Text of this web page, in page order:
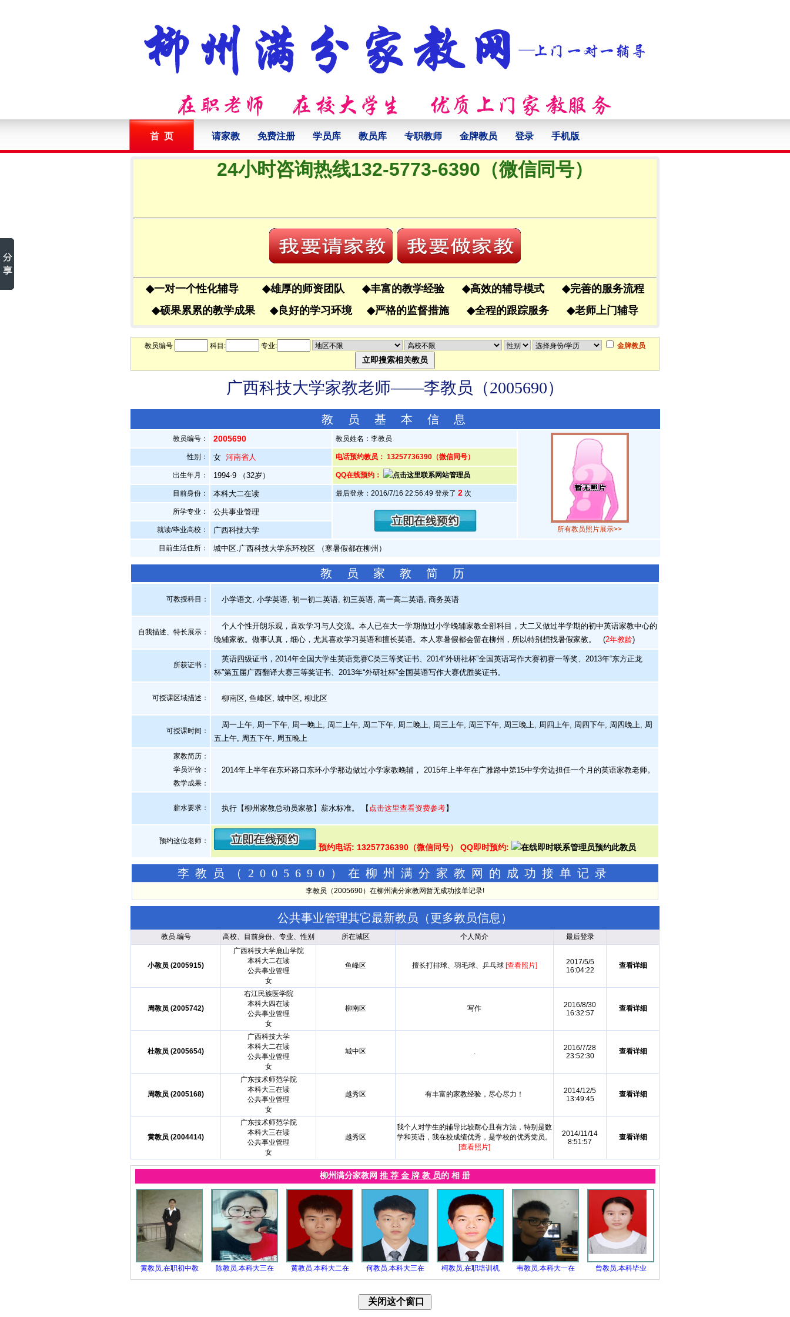
首 页 请家教 免费注册 学员库 教员库 专职教师 金牌教员 登录 手机版
24小时咨询热线132-5773-6390（微信同号）
◆一对一个性化辅导 ◆雄厚的师资团队 ◆丰富的教学经验 ◆高效的辅导模式 ◆完善的服务流程
◆硕果累累的教学成果 ◆良好的学习环境 ◆严格的监督措施 ◆全程的跟踪服务 ◆老师上门辅导
教员编号 科目: 专业: 金牌教员
广西科技大学家教老师——李教员（2005690）
教 员 基 本 信 息
教员编号： 2005690 教员姓名：李教员
所有教员照片展示>>
性别： 女 河南省人 电话预约教员： 13257736390（微信同号）
出生年月： 1994-9 （32岁） QQ在线预约：
目前身份： 本科大二在读 最后登录：2016/7/16 22:56:49 登录了 2次
所学专业： 公共事业管理
就读/毕业高校： 广西科技大学
目前生活住所： 城中区.广西科技大学东环校区 （寒暑假都在柳州）
教 员 家 教 简 历
可教授科目： 小学语文, 小学英语, 初一初二英语, 初三英语, 高一高二英语, 商务英语
自我描述、特长展示 ：
个人个性开朗乐观，喜欢学习与人交流。本人已在大一学期做过小学晚辅家教全部科目，大二又做过半学期的初中英语家教中心的
晚辅家教。做事认真，细心，尤其喜欢学习英语和擅长英语。本人寒暑假都会留在柳州，所以特别想找暑假家教。
(2年教龄)
所获证书 ：
英语四级证书，2014年全国大学生英语竞赛C类三等奖证书、2014“外研社杯”全国英语写作大赛初赛一等奖、2013年“东方正龙
杯”第五届广西翻译大赛三等奖证书、2013年“外研社杯”全国英语写作大赛优胜奖证书。
可授课区域描述： 柳南区, 鱼峰区, 城中区, 柳北区
可授课时间：
周一上午, 周一下午, 周一晚上, 周二上午, 周二下午, 周二晚上, 周三上午, 周三下午, 周三晚上, 周四上午, 周四下午, 周四晚上, 周
五上午, 周五下午, 周五晚上
家教简历：
学员评价：
教学成果：
2014年上半年在东环路口东环小学那边做过小学家教晚辅， 2015年上半年在广雅路中第15中学旁边担任一个月的英语家教老师。
薪水要求： 执行【柳州家教总动员家教】薪水标准。 【 点击这里查看资费参考】
预约这位老师：
预约电话: 13257736390（微信同号） QQ即时预约:
李教员（2005690）在柳州满分家教网的成功接单记录
李教员（2005690）在柳州满分家教网暂无成功接单记录!
公共事业管理其它最新教员（更多教员信息 ）
教员.编号 高校、目前身份、专业、性别 所在城区 个人简介 最后登录
小教员 (2005915)
广西科技大学鹿山学院
本科大二在读
公共事业管理
女
鱼峰区 擅长打排球、羽毛球、乒乓球 [查看照片]
2017/5/5
16:04:22
查看详细
周教员 (2005742)
右江民族医学院
本科大四在读
公共事业管理
女
柳南区 写作
2016/8/30
16:32:57
查看详细
杜教员 (2005654)
广西科技大学
本科大二在读
公共事业管理
女
城中区 .
2016/7/28
23:52:30
查看详细
周教员 (2005168)
广东技术师范学院
本科大三在读
公共事业管理
女
越秀区 有丰富的家教经验，尽心尽力！
2014/12/5
13:49:45
查看详细
黄教员 (2004414)
广东技术师范学院
本科大三在读
公共事业管理
女
越秀区
我个人对学生的辅导比较耐心且有方法，特别是数
学和英语，我在校成绩优秀，是学校的优秀党员。
[查看照片]
2014/11/14
8:51:57
查看详细
柳州满分家教网 推 荐 金 牌 教 员的 相 册
黄教员.在职初中教 陈教员.本科大三在 黄教员.本科大二在 何教员.本科大三在 柯教员.在职培训机 韦教员.本科大一在 曾教员.本科毕业